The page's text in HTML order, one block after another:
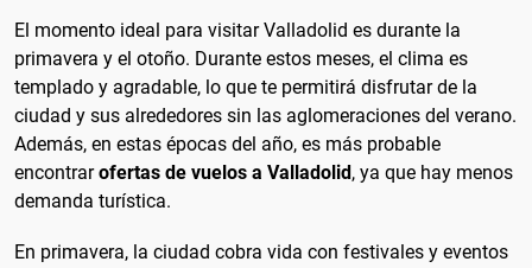
El momento ideal para visitar Valladolid es durante la
primavera y el otoño. Durante estos meses, el clima es
templado y agradable, lo que te permitirá disfrutar de la
ciudad y sus alrededores sin las aglomeraciones del verano.
Además, en estas épocas del año, es más probable
encontrarofertas de vuelos a Valladolid , ya que hay menos
demanda turística.
En primavera, la ciudad cobra vida con festivales y eventos